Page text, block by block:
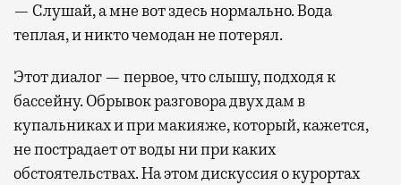
— Слушай, а мне вот здесь нормально. Вода
теплая, и никто чемодан не потерял.
Этот диалог — первое, что слышу, подходя к
бассейну. Обрывок разговора двух дам в
купальниках и при макияже, который, кажется,
не пострадает от воды ни при каких
обстоятельствах. На этом дискуссия о курортах